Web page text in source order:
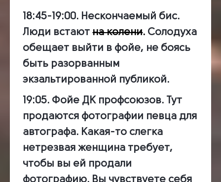
18:45-19:00. Нескончаемый бис.
Люди встаютна колени. Солодуха
обещает выйти в фойе, не боясь
быть разорванным
экзальтированной публикой.
19:05. Фойе ДК профсоюзов. Тут
продаются фотографии певца для
автографа. Какая-то слегка
нетрезвая женщина требует,
чтобы вы ей продали
фотографию. Вы чувствуете себя